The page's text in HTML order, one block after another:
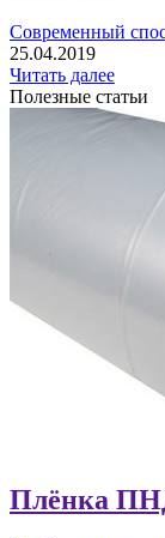
Современный
25.04.2019
Читать далее
Полезные статьи
Плёнка